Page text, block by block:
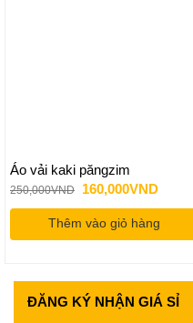
Áo vải kaki păngzim
250,000VND
Giá
là:
250,000VND.
160,000VNDGiá
tại
là:
Thêm vào giỏ hàng
ĐĂNG KÝ NHẬN GIÁ SỈ